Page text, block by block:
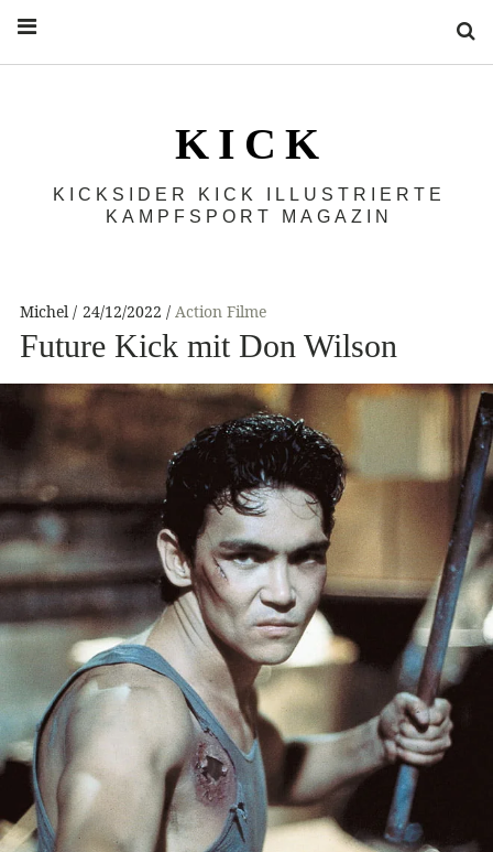
K I C K
KICKSIDER KICK ILLUSTRIERTE
KAMPFSPORT MAGAZIN
Michel 24/12/2022 Action Filme
Future Kick mit Don Wilson